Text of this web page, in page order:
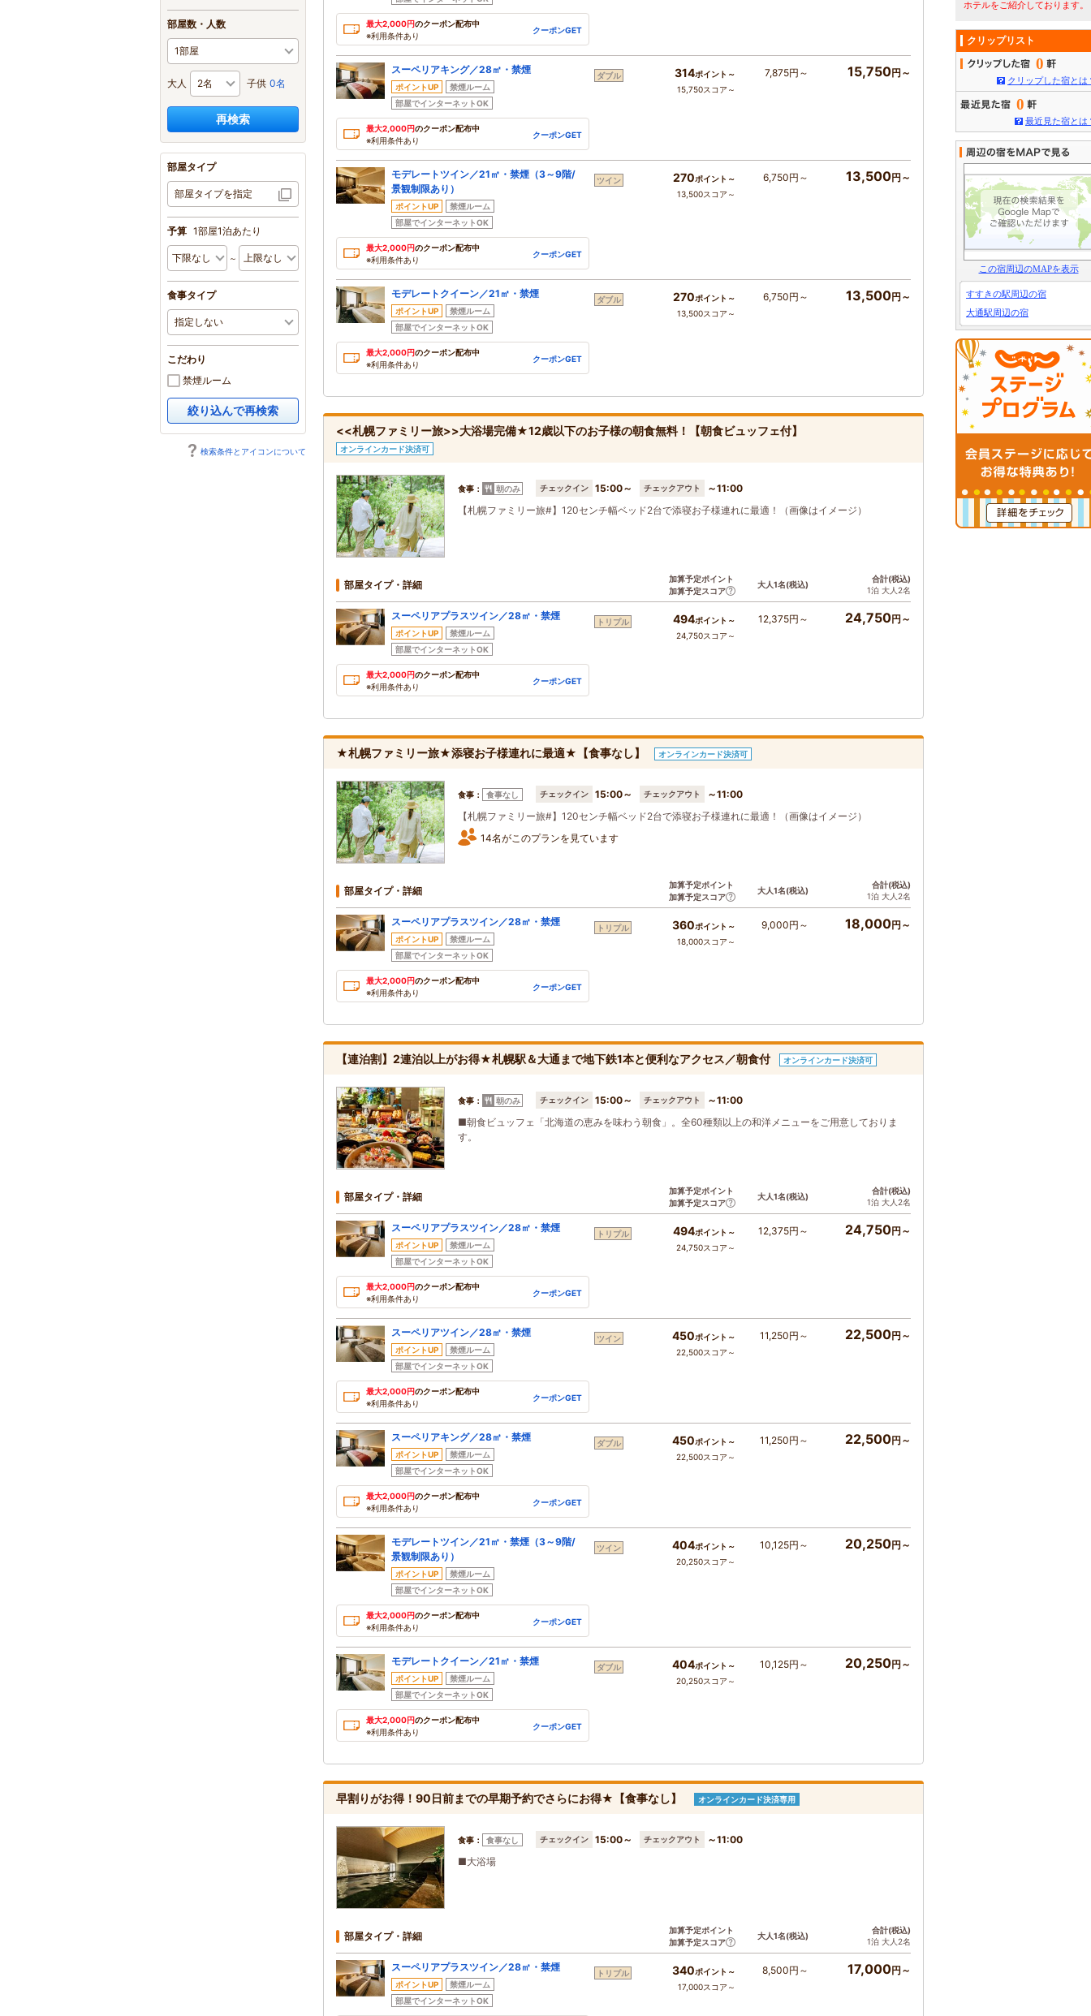
部屋数・人数
大人 子供 0名
再検索
部屋タイプ
部屋タイプを指定
予算 1部屋1泊あたり
～
食事タイプ
こだわり
禁煙ルーム
絞り込んで再検索
検索条件とアイコンについて
最大2,000円のクーポン配布中
※利用条件あり
クーポンGET
スーペリアキング／28㎡・禁煙
ポイントUP
禁煙ルーム
部屋でインターネットOK
最大2,000円のクーポン配布中
※利用条件あり
クーポンGET
ダブル 314ポイント～
15,750スコア～
7,875円～ 15,750円～
モデレートツイン／21㎡・禁煙（3～9階/
景観制限あり）
ポイントUP
禁煙ルーム
部屋でインターネットOK
最大2,000円のクーポン配布中
※利用条件あり
クーポンGET
ツイン 270ポイント～
13,500スコア～
6,750円～ 13,500円～
モデレートクイーン／21㎡・禁煙
ポイントUP
禁煙ルーム
部屋でインターネットOK
最大2,000円のクーポン配布中
※利用条件あり
クーポンGET
ダブル 270ポイント～
13,500スコア～
6,750円～ 13,500円～
<<札幌ファミリー旅>>大浴場完備★12歳以下のお子様の朝食無料！【朝食ビュッフェ付】
オンラインカード決済可
食事： 朝のみ チェックイン 15:00～ チェックアウト
～11:00
【札幌ファミリー旅#】120センチ幅ベッド2台で添寝お子様連れに最適！（画像はイメージ）
部屋タイプ・詳細
加算予定ポイント
加算予定スコア
大人1名(税込)
合計(税込)
1泊 大人2名
スーペリアプラスツイン／28㎡・禁煙
ポイントUP
禁煙ルーム
部屋でインターネットOK
最大2,000円のクーポン配布中
※利用条件あり
クーポンGET
トリプル 494ポイント～
24,750スコア～
12,375円～ 24,750円～
★札幌ファミリー旅★添寝お子様連れに最適★【食事なし】 オンラインカード決済可
食事： 食事なし チェックイン 15:00～ チェックアウト
～11:00
【札幌ファミリー旅#】120センチ幅ベッド2台で添寝お子様連れに最適！（画像はイメージ）
14名がこのプランを見ています
部屋タイプ・詳細
加算予定ポイント
加算予定スコア
大人1名(税込)
合計(税込)
1泊 大人2名
スーペリアプラスツイン／28㎡・禁煙
ポイントUP
禁煙ルーム
部屋でインターネットOK
最大2,000円のクーポン配布中
※利用条件あり
クーポンGET
トリプル 360ポイント～
18,000スコア～
9,000円～ 18,000円～
【連泊割】2連泊以上がお得★札幌駅＆大通まで地下鉄1本と便利なアクセス／朝食付 オンラインカード決済可
食事： 朝のみ チェックイン 15:00～ チェックアウト
～11:00
■朝食ビュッフェ「北海道の恵みを味わう朝食」。全60種類以上の和洋メニューをご用意しておりま
す。
部屋タイプ・詳細
加算予定ポイント
加算予定スコア
大人1名(税込)
合計(税込)
1泊 大人2名
スーペリアプラスツイン／28㎡・禁煙
ポイントUP
禁煙ルーム
部屋でインターネットOK
最大2,000円のクーポン配布中
※利用条件あり
クーポンGET
トリプル 494ポイント～
24,750スコア～
12,375円～ 24,750円～
スーペリアツイン／28㎡・禁煙
ポイントUP
禁煙ルーム
部屋でインターネットOK
最大2,000円のクーポン配布中
※利用条件あり
クーポンGET
ツイン 450ポイント～
22,500スコア～
11,250円～ 22,500円～
スーペリアキング／28㎡・禁煙
ポイントUP
禁煙ルーム
部屋でインターネットOK
最大2,000円のクーポン配布中
※利用条件あり
クーポンGET
ダブル 450ポイント～
22,500スコア～
11,250円～ 22,500円～
モデレートツイン／21㎡・禁煙（3～9階/
景観制限あり）
ポイントUP
禁煙ルーム
部屋でインターネットOK
最大2,000円のクーポン配布中
※利用条件あり
クーポンGET
ツイン 404ポイント～
20,250スコア～
10,125円～ 20,250円～
モデレートクイーン／21㎡・禁煙
ポイントUP
禁煙ルーム
部屋でインターネットOK
最大2,000円のクーポン配布中
※利用条件あり
クーポンGET
ダブル 404ポイント～
20,250スコア～
10,125円～ 20,250円～
早割りがお得！90日前までの早期予約でさらにお得★【食事なし】 オンラインカード決済専用
食事： 食事なし チェックイン 15:00～ チェックアウト
～11:00
■大浴場
部屋タイプ・詳細
加算予定ポイント
加算予定スコア
大人1名(税込)
合計(税込)
1泊 大人2名
スーペリアプラスツイン／28㎡・禁煙
ポイントUP
禁煙ルーム
部屋でインターネットOK
トリプル 340ポイント～
17,000スコア～
8,500円～ 17,000円～
ホテルをご紹介しております。
クリップリスト
0
クリップした宿とは
0
最近見た宿とは
この宿周辺のMAPを表示
すすきの駅周辺の宿
大通駅周辺の宿